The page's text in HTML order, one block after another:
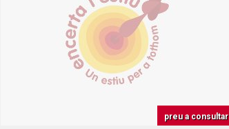
preu a consultar